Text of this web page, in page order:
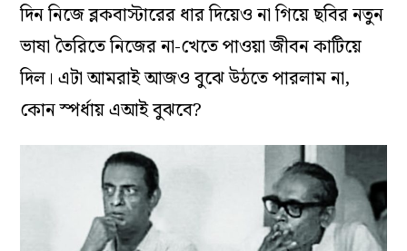
দিন নিজে ব্লকবাস্টারের ধার দিয়েও না গিয়ে ছবির নতুন
ভাষা তৈরিতে নিজের না-খেতে পাওয়া জীবন কাটিয়ে
দিল। এটা আমরাই আজও বুঝে উঠতে পারলাম না,
কোন স্পর্ধায় এআই বুঝবে?